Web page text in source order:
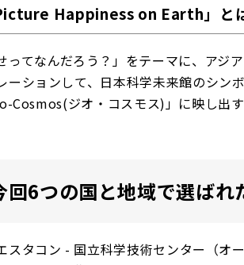
Happiness on Earth」と
ってなんだろう？」をテーマに、ア
ーションして、日本科学未来館のシン
Cosmos(ジオ・コスモス)」に映し出
回6つの国と地域で選ばれ
スタコン - 国立科学技術センター（オー